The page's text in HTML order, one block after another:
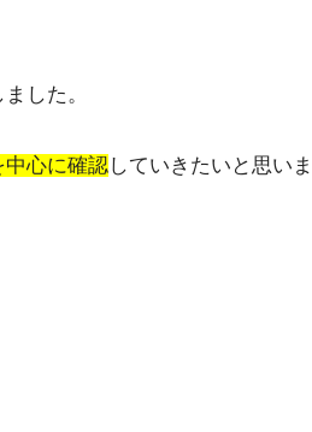
ました。
中心に確認していきたいと思いま